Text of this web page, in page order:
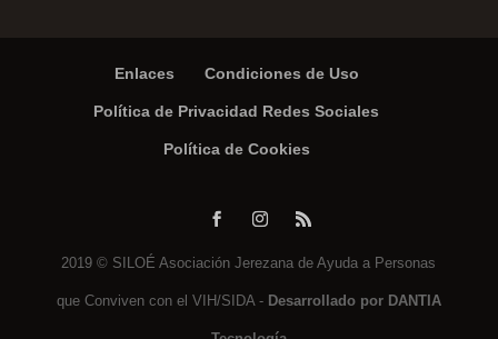
Enlaces Condiciones de Uso
Política de Privacidad Redes Sociales
Política de Cookies
2019 © SILOÉ Asociación Jerezana de Ayuda a Personas
que Conviven con el VIH/SIDA - Desarrollado por DANTIA